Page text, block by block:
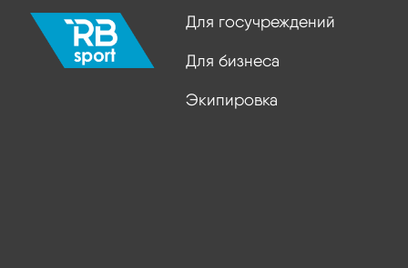
Для госучреждений
Для бизнеса
Экипировка